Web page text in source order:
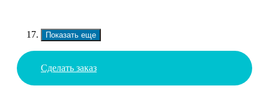
Показать еще
Сделать заказ